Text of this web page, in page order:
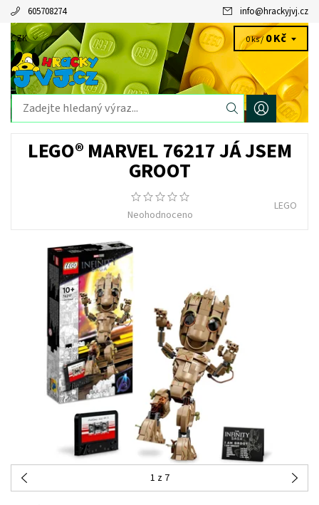
605708274 info@hrackyjvj.cz
CZK 0 ks /0 Kč
LEGO® MARVEL 76217 JÁ JSEM
GROOT
Neohodnoceno
LEGO
1 z 7